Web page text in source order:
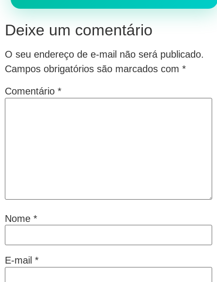
Deixe um comentário
O seu endereço de e-mail não será publicado.
Campos obrigatórios são marcados com *
Comentário *
Nome *
E-mail *